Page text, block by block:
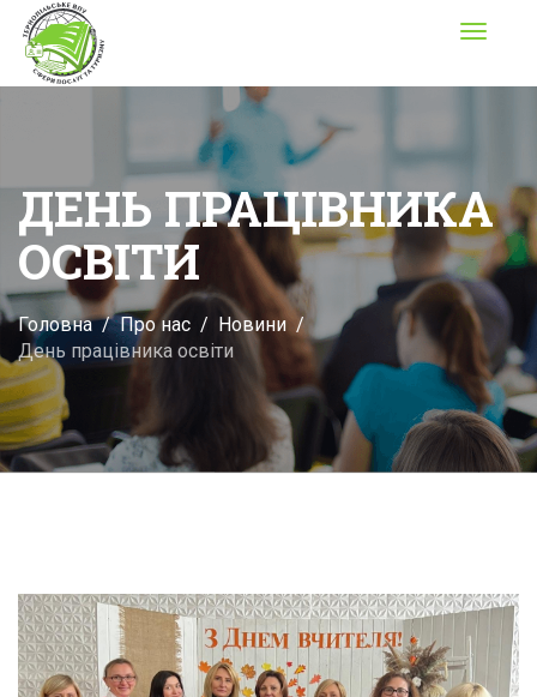
Toggle
ДЕНЬ ПРАЦІВНИКА
ОСВІТИ
Головна Про нас
Новини
День працівника освіти